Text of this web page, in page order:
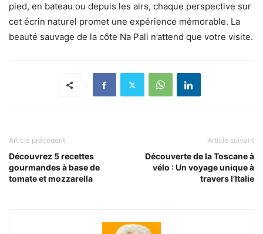
pied, en bateau ou depuis les airs, chaque perspective sur
cet écrin naturel promet une expérience mémorable. La
beauté sauvage de la côte Na Pali n’attend que votre visite.
Article précédent
Découvrez 5 recettes
gourmandes à base de
tomate et mozzarella
Article suivant
Découverte de la Toscane à
vélo : Un voyage unique à
travers l’Italie